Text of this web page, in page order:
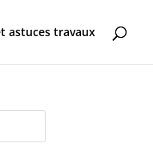
astuces travaux